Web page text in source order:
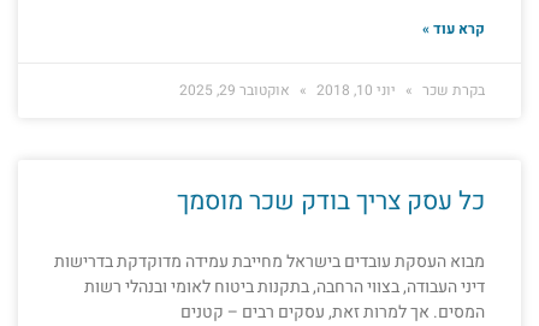
קרא עוד »
בקרת שכר יוני 10, 2018 אוקטובר 29, 2025
כל עסק צריך בודק שכר מוסמך
מבוא העסקת עובדים בישראל מחייבת עמידה מדוקדקת בדרישות
דיני העבודה, בצווי הרחבה, בתקנות ביטוח לאומי ובנהלי רשות
המסים. אך למרות זאת, עסקים רבים – קטנים